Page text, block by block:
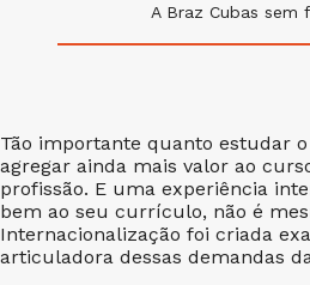
A Braz Cubas sem
Tão importante quanto estudar
agregar ainda mais valor ao
profissão. E uma experiência
bem ao seu currículo, não é
Internacionalização foi criada
articuladora dessas demandas